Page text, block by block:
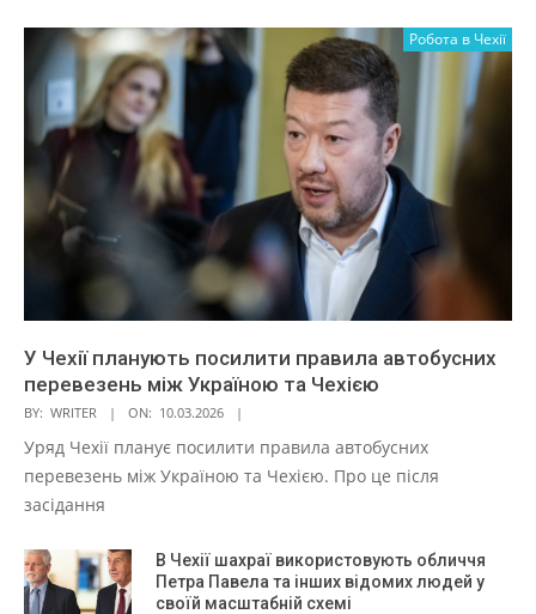
Робота в Чехії
У Чехії планують посилити правила автобусних
перевезень між Україною та Чехією
BY: WRITER ON: 10.03.2026
Уряд Чехії планує посилити правила автобусних
перевезень між Україною та Чехією. Про це після
засідання
В Чехії шахраї використовують обличчя
Петра Павела та інших відомих людей у
своїй масштабній схемі